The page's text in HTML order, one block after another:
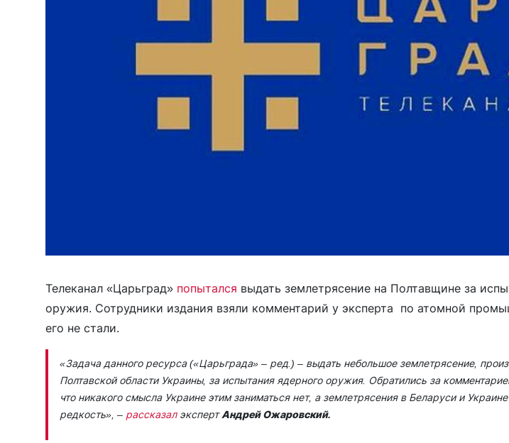
Телеканал «Царьград» попытался выдать землетрясение на Полтавщине за
оружия. Сотрудники издания взяли комментарий у эксперта по атомной
его не стали.
«Задача данного ресурса («Царьграда» – ред.) – выдать небольшое землетрясение,
Полтавской области Украины, за испытания ядерного оружия. Обратились за
что никакого смысла Украине этим заниматься нет, а землетрясения в Беларуси и
редкость», – рассказалэкспертАндрей Ожаровский.